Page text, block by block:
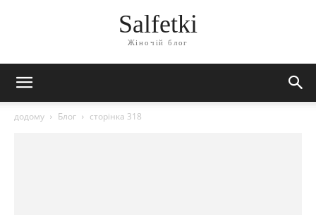
Salfetki
Жіночій блог
додому Блог сторінка 318